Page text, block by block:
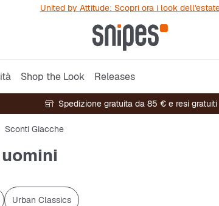
United by Attitude: Scopri ora i look
Shop the Look Releases
Spedizione gratuita da 85 € e resi gratuiti
Sconti Giacche
Urban Classics